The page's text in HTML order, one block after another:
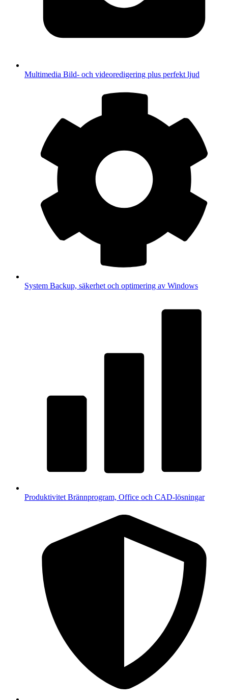
Multimedia Bild- och videoredigering plus perfekt ljud
System Backup, säkerhet och optimering av Windows
Produktivitet Brännprogram, Office och CAD-lösningar